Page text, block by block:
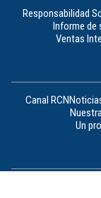
Responsabilidad
Informe de
Ventas
Canal RCN
Un